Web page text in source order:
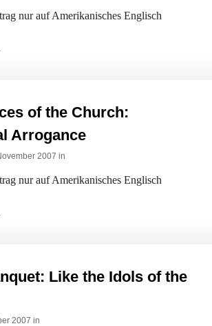
nur auf Amerikanisches Englisch
of the Church:
Arrogance
2007 in
nur auf Amerikanisches Englisch
Like the Idols of the
2007 in